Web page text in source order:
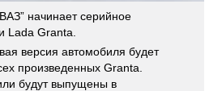
начинает серийное
Lada Granta.
версия автомобиля будет
произведенных Granta.
будут выпущены в